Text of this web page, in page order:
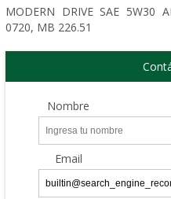
MODERN DRIVE SAE 5W30
0720, MB 226.51
Nombre
Email